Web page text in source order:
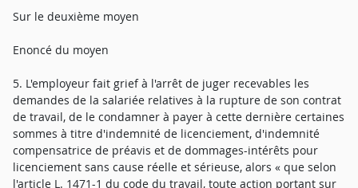
Sur le deuxième moyen
Enoncé du moyen
5. L'employeur fait grief à l'arrêt de juger recevables les
demandes de la salariée relatives à la rupture de son contrat
de travail, de le condamner à payer à cette dernière certaines
sommes à titre d'indemnité de licenciement, d'indemnité
compensatrice de préavis et de dommages-intérêts pour
licenciement sans cause réelle et sérieuse, alors « que selon
l'article L. 1471-1 du code du travail, toute action portant sur